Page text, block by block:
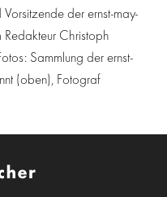
der ernst-may-
Christoph
Sammlung der ernst-
(oben), Fotograf